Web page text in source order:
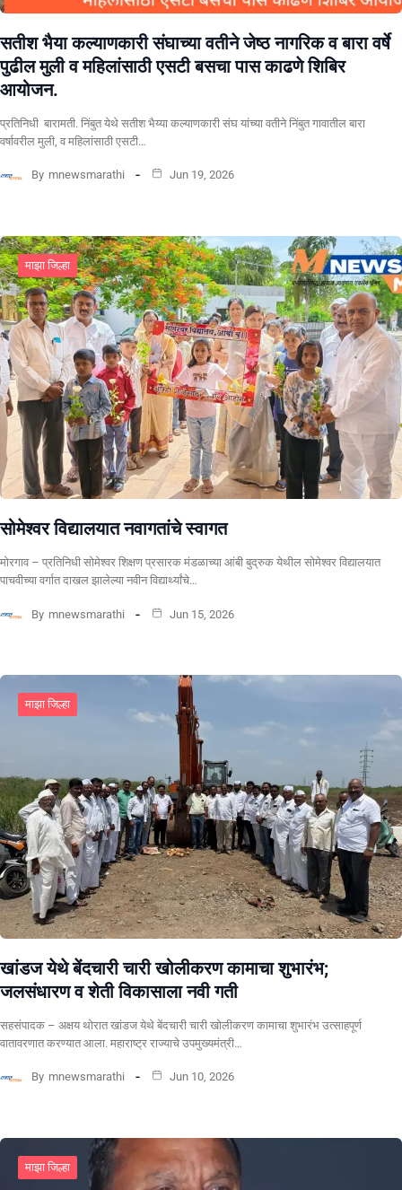
सतीश भैया कल्याणकारी संघाच्या वतीने जेष्ठ नागरिक व बारा वर्षे
पुढील मुली व महिलांसाठी एसटी बसचा पास काढणे शिबिर
आयोजन.
प्रतिनिधी बारामती. निंबुत येथे सतीश भैय्या कल्याणकारी संघ यांच्या वतीने निंबुत गावातील बारा
वर्षावरील मुली, व महिलांसाठी एसटी…
By mnewsmarathi Jun 19, 2026
माझा जिल्हा
सोमेश्वर विद्यालयात नवागतांचे स्वागत
मोरगाव – प्रतिनिधी सोमेश्वर शिक्षण प्रसारक मंडळाच्या आंबी बुद्रुक येथील सोमेश्वर विद्यालयात
पाचवीच्या वर्गात दाखल झालेल्या नवीन विद्यार्थ्यांचे…
By mnewsmarathi Jun 15, 2026
माझा जिल्हा
खांडज येथे बेंदचारी चारी खोलीकरण कामाचा शुभारंभ;
जलसंधारण व शेती विकासाला नवी गती
सहसंपादक – अक्षय थोरात खांडज येथे बेंदचारी चारी खोलीकरण कामाचा शुभारंभ उत्साहपूर्ण
वातावरणात करण्यात आला. महाराष्ट्र राज्याचे उपमुख्यमंत्री…
By mnewsmarathi Jun 10, 2026
माझा जिल्हा